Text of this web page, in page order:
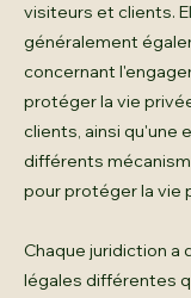
visiteurs et clients.
généralement
concernant
protéger la vie
clients, ainsi qu'une
différents
pour protéger la vie
Chaque juridiction a
légales différentes